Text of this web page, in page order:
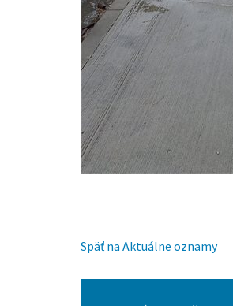
Späť na Aktuálne oznamy